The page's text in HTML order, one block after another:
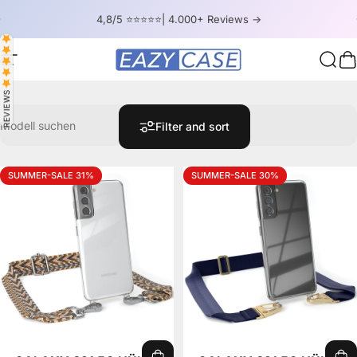
4,8/5 ⭐⭐⭐⭐⭐| 4.000+ Reviews ->
Site navigation EAZY CASE
REVIEWS Filter and sort
Modell suchen
SUMMER-SALE 31% SUMMER-SALE 30%